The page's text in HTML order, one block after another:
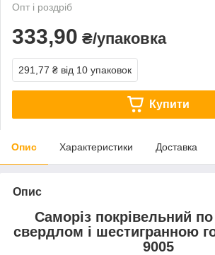
Опт і роздріб
333,90 ₴/упаковка
291,77 ₴ від 10 упаковок
Купити
Опис Характеристики Доставка
Опис
Саморіз покрівельний по
свердлом і шестигранною
9005